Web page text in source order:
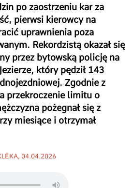
po zaostrzeniu kar za
pierwsi kierowcy na
uprawnienia poza
Rekordzistą okazał się
przez bytowską policję na
który pędził 143
Zgodnie z
przekroczenie limitu o
pożegnał się z
miesiące i otrzymał
04.04.2026